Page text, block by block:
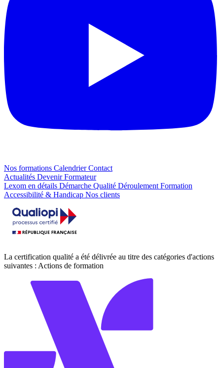
Nos formations CalendrierContact
Actualités Devenir Formateur
Lexom en détails Démarche Qualité Déroulement Formation
Accessibilité & Handicap Nos clients
La certification qualité a été délivrée au titre des catégories d'actions
suivantes : Actions de formation